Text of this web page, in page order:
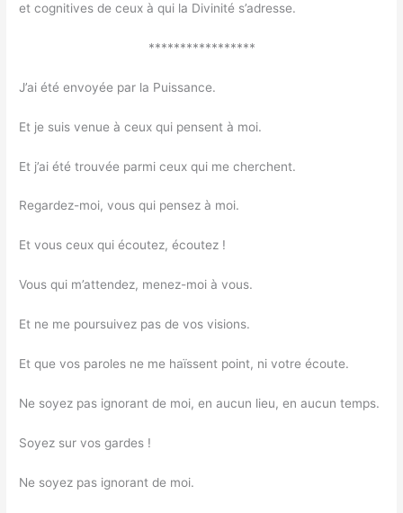
et cognitives de ceux à qui la Divinité s’adresse.
*****************
J’ai été envoyée par la Puissance.
Et je suis venue à ceux qui pensent à moi.
Et j’ai été trouvée parmi ceux qui me cherchent.
Regardez-moi, vous qui pensez à moi.
Et vous ceux qui écoutez, écoutez !
Vous qui m’attendez, menez-moi à vous.
Et ne me poursuivez pas de vos visions.
Et que vos paroles ne me haïssent point, ni votre écoute.
Ne soyez pas ignorant de moi, en aucun lieu, en aucun temps.
Soyez sur vos gardes !
Ne soyez pas ignorant de moi.